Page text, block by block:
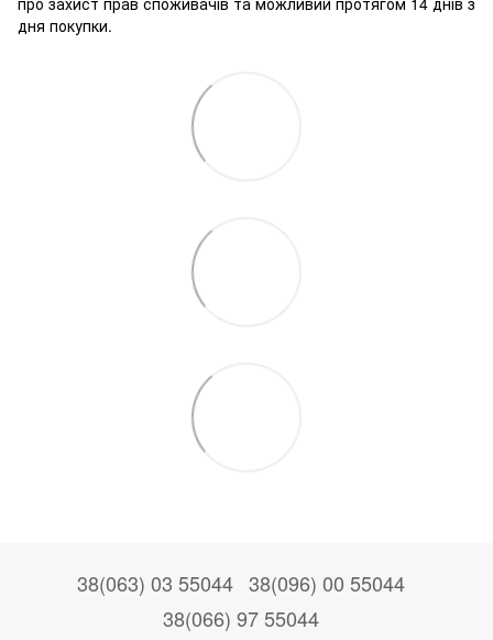
дня покупки.
38(063) 03 55044 38(096) 00 55044
38(066) 97 55044